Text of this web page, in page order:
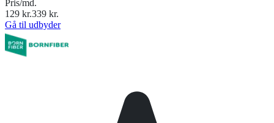
Pris/md.
129 kr.339 kr.
Gå til udbyder